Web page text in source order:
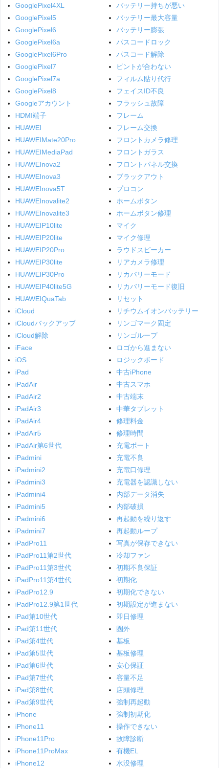
GooglePixel4XL
GooglePixel5
GooglePixel6
GooglePixel6a
GooglePixel6Pro
GooglePixel7
GooglePixel7a
GooglePixel8
Googleアカウント
HDMI端子
HUAWEI
HUAWEIMate20Pro
HUAWEIMediaPad
HUAWEInova2
HUAWEInova3
HUAWEInova5T
HUAWEInovalite2
HUAWEInovalite3
HUAWEIP10lite
HUAWEIP20lite
HUAWEIP20Pro
HUAWEIP30lite
HUAWEIP30Pro
HUAWEIP40lite5G
HUAWEIQuaTab
iCloud
iCloudバックアップ
iCloud解除
iFace
iOS
iPad
iPadAir
iPadAir2
iPadAir3
iPadAir4
iPadAir5
iPadAir第6世代
iPadmini
iPadmini2
iPadmini3
iPadmini4
iPadmini5
iPadmini6
iPadmini7
iPadPro11
iPadPro11第2世代
iPadPro11第3世代
iPadPro11第4世代
iPadPro12.9
iPadPro12.9第1世代
iPad第10世代
iPad第11世代
iPad第4世代
iPad第5世代
iPad第6世代
iPad第7世代
iPad第8世代
iPad第9世代
iPhone
iPhone11
iPhone11Pro
iPhone11ProMax
iPhone12
バッテリー持ちが悪い
バッテリー最大容量
バッテリー膨張
パスコードロック
パスコード解除
ピントが合わない
フィルム貼り代行
フェイスID不良
フラッシュ故障
フレーム
フレーム交換
フロントカメラ修理
フロントガラス
フロントパネル交換
ブラックアウト
プロコン
ホームボタン
ホームボタン修理
マイク
マイク修理
ラウドスピーカー
リアカメラ修理
リカバリーモード
リカバリーモード復旧
リセット
リチウムイオンバッテリー
リンゴマーク固定
リンゴループ
ロゴから進まない
ロジックボード
中古iPhone
中古スマホ
中古端末
中華タブレット
修理料金
修理時間
充電ポート
充電不良
充電口修理
充電器を認識しない
内部データ消失
内部破損
再起動を繰り返す
再起動ループ
写真が保存できない
冷却ファン
初期不良保証
初期化
初期化できない
初期設定が進まない
即日修理
圏外
基板
基板修理
安心保証
容量不足
店頭修理
強制再起動
強制初期化
操作できない
故障診断
有機EL
水没修理